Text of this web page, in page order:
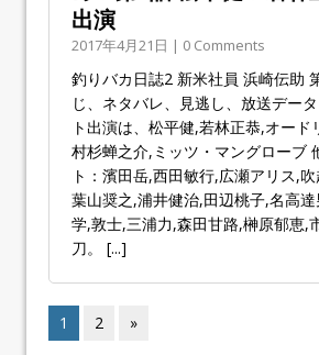
出演
2017年4月21日 | 0 Comments
釣りバカ日誌2 新米社員 浜崎伝助
じ、ネタバレ、見逃し、放送デー
ト出演は、松平健,若林正恭,オード
村杉蝉之介,ミッツ・マングローブ
ト：濱田岳,西田敏行,広瀬アリス,
葉山奨之,浦井健治,田辺桃子,名高
学,敦士,三浦力,森田甘路,榊原郁恵,
刀。 [...]
1 2 »